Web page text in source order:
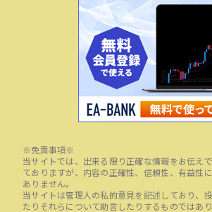
※免責事項※
当サイトでは、出来る限り正確な情報をお伝え
ておりますが、内容の正確性、信頼性、有益性
ありません。
当サイトは管理人の私的意見を記述しており、
たりそれらについて助言したりするものではあり